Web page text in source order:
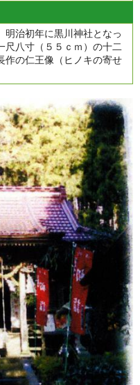
明治初年に黒川神社となっ
尺八寸（５５ｃｍ）の十二
作の仁王像（ヒノキの寄せ